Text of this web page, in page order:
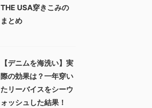
THE USA穿きこみの
まとめ
【デニムを海洗い】実
際の効果は？一年穿い
たリーバイスをシーウ
ォッシュした結果！